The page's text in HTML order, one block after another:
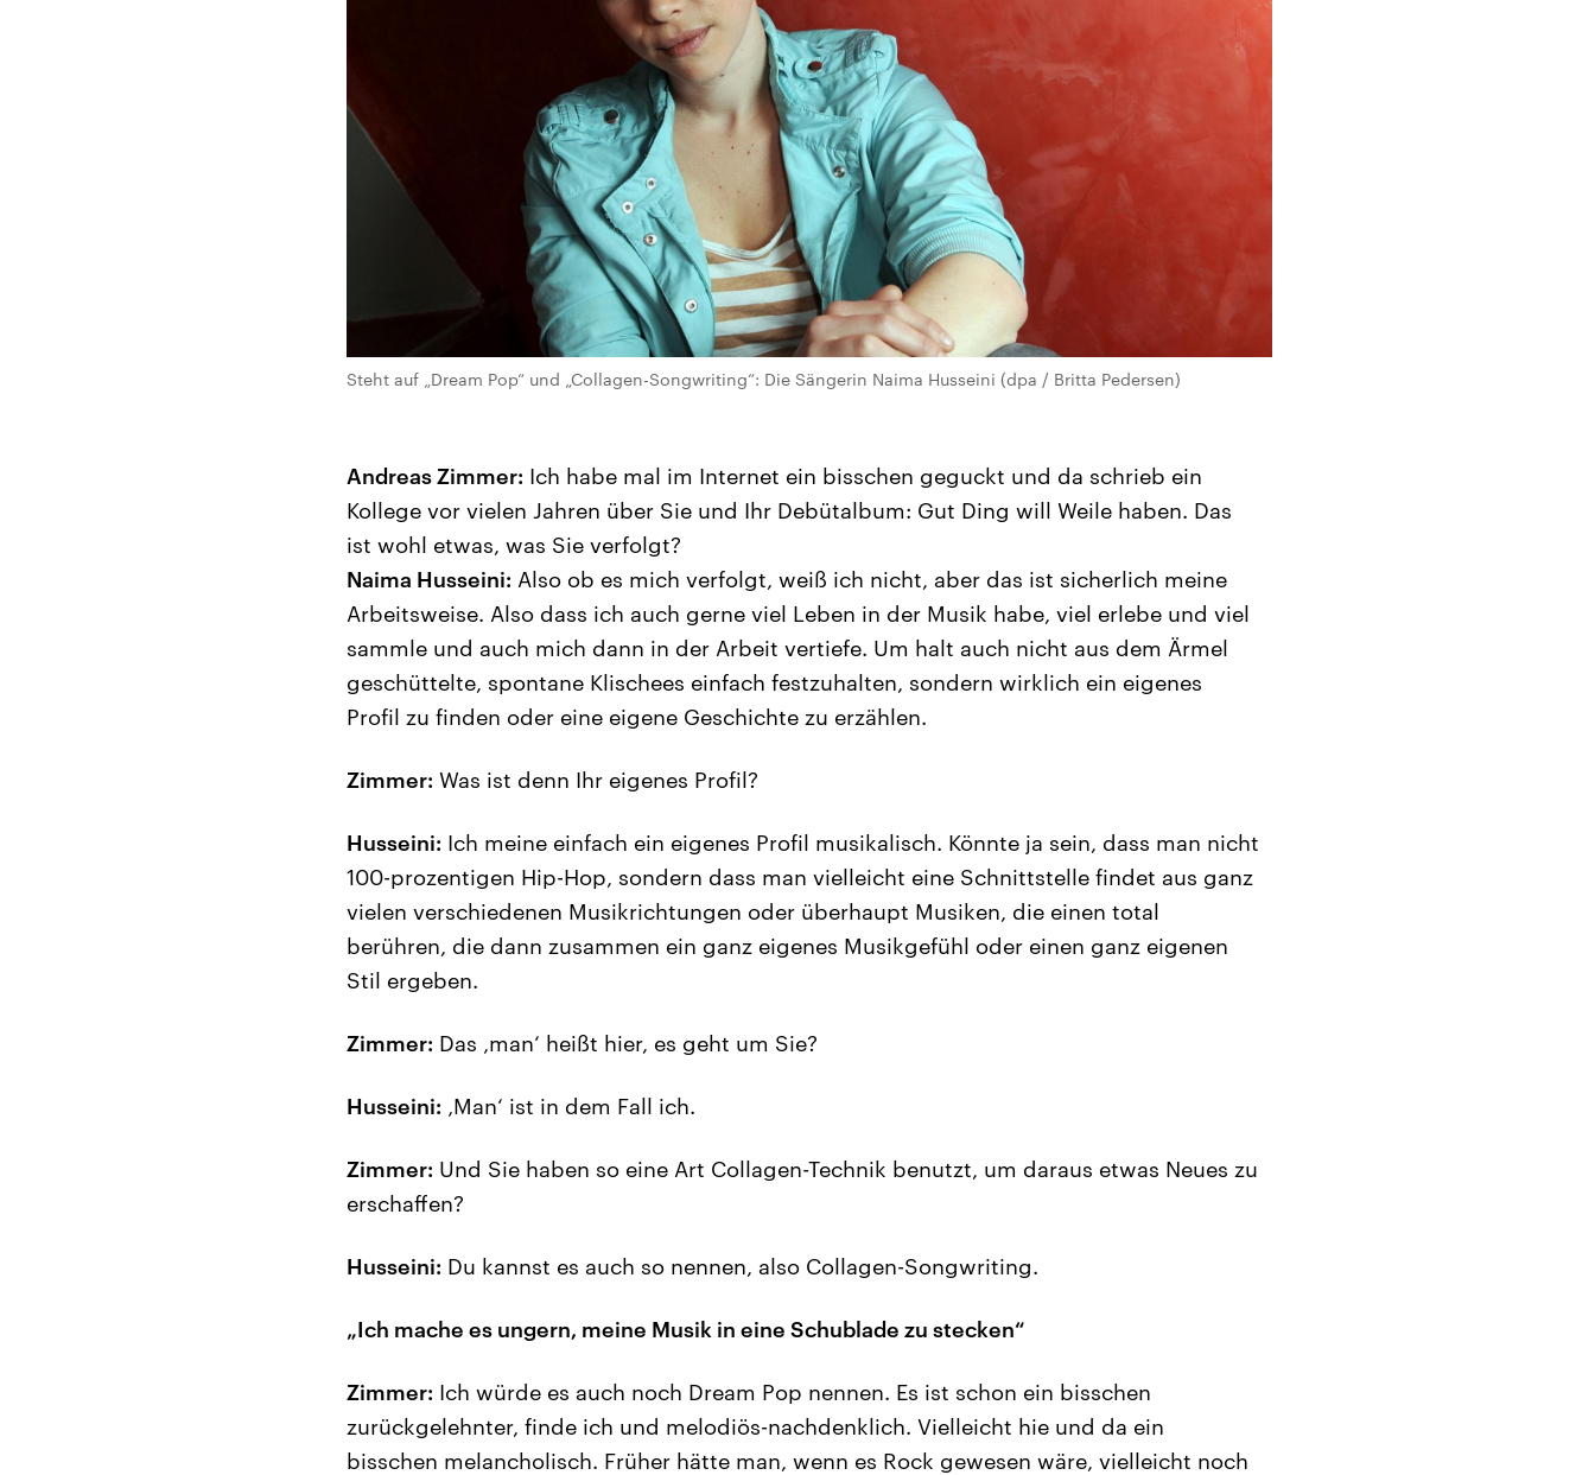
Steht auf „Dream Pop“ und „Collagen-Songwriting“: Die Sängerin Naima Husseini (dpa / Britta Pedersen)
Andreas Zimmer: Ich habe mal im Internet ein bisschen geguckt und da schrieb ein
Kollege vor vielen Jahren über Sie und Ihr Debütalbum: Gut Ding will Weile haben. Das
ist wohl etwas, was Sie verfolgt?
Naima Husseini: Also ob es mich verfolgt, weiß ich nicht, aber das ist sicherlich meine
Arbeitsweise. Also dass ich auch gerne viel Leben in der Musik habe, viel erlebe und viel
sammle und auch mich dann in der Arbeit vertiefe. Um halt auch nicht aus dem Ärmel
geschüttelte, spontane Klischees einfach festzuhalten, sondern wirklich ein eigenes
Profil zu finden oder eine eigene Geschichte zu erzählen.
Zimmer: Was ist denn Ihr eigenes Profil?
Husseini: Ich meine einfach ein eigenes Profil musikalisch. Könnte ja sein, dass man nicht
100-prozentigen Hip-Hop, sondern dass man vielleicht eine Schnittstelle findet aus ganz
vielen verschiedenen Musikrichtungen oder überhaupt Musiken, die einen total
berühren, die dann zusammen ein ganz eigenes Musikgefühl oder einen ganz eigenen
Stil ergeben.
Zimmer: Das ‚man‘ heißt hier, es geht um Sie?
Husseini: ‚Man‘ ist in dem Fall ich.
Zimmer: Und Sie haben so eine Art Collagen-Technik benutzt, um daraus etwas Neues zu
erschaffen?
Husseini: Du kannst es auch so nennen, also Collagen-Songwriting.
„Ich mache es ungern, meine Musik in eine Schublade zu stecken“
Zimmer: Ich würde es auch noch Dream Pop nennen. Es ist schon ein bisschen
zurückgelehnter, finde ich und melodiös-nachdenklich. Vielleicht hie und da ein
bisschen melancholisch. Früher hätte man, wenn es Rock gewesen wäre, vielleicht noch